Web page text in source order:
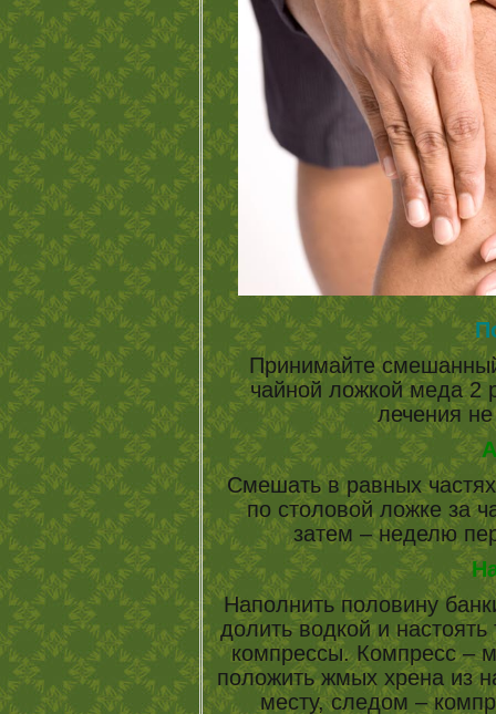
Принимайте
чайной ложкой меда 2
лечения
Смешать в равных
по столовой ложке за
затем – неделю
Наполнить половину
долить водкой и
компрессы. Компресс –
положить жмых хрена из
месту, следом –